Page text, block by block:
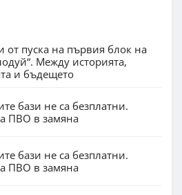
от пуска на първия блок на
Между историята,
и бъдещето
бази не са безплатни.
ПВО в замяна
бази не са безплатни.
ПВО в замяна